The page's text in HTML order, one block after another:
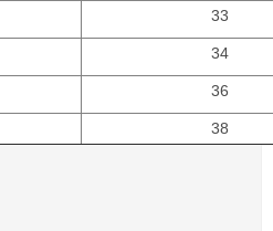
33
34
36
38